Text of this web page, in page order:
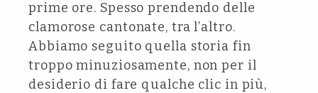
prime ore. Spesso prendendo delle
clamorose cantonate, tra l’altro.
Abbiamo seguito quella storia fin
troppo minuziosamente, non per il
desiderio di fare qualche clic in più,